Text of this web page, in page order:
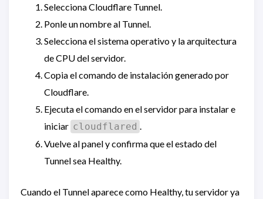
Selecciona Cloudflare Tunnel.
Ponle un nombre al Tunnel.
Selecciona el sistema operativo y la arquitectura
de CPU del servidor.
Copia el comando de instalación generado por
Cloudflare.
Ejecuta el comando en el servidor para instalar e
iniciar cloudflared .
Vuelve al panel y confirma que el estado del
Tunnel sea Healthy.
Cuando el Tunnel aparece como Healthy, tu servidor ya